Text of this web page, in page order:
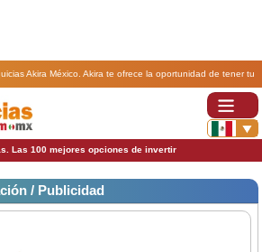
Akira México. Akira te ofrece la oportunidad de tener tu
creativa y de Marketing Digital..
Las 100 mejores opciones de invertir
/ Publicidad